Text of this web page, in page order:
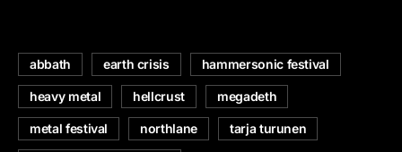
abbath earth crisis hammersonic festival
heavy metal hellcrust megadeth
metal festival northlane tarja turunen